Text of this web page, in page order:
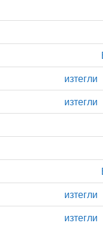
изтегли
изтегли
изтегли
изтегли